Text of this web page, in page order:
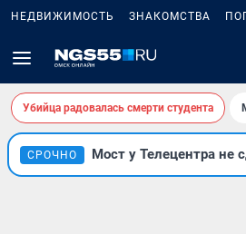
НЕДВИЖИМОСТЬ ЗНАКОМСТВА
Убийца радовалась смерти студента
СРОЧНО Мост у Телецентра не